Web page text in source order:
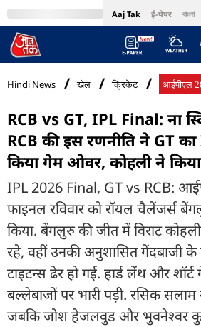
Aaj Tak ई-पेपर বাংলা
MumbaiTak Cosmopolitan
Hindi News खेल क्रिकेट आईपीएल
RCB vs GT, IPL Final: ना
RCB की इस रणनीति ने GT
किया गेम ओवर, कोहली ने किया
IPL 2026 Final, GT vs RCB:
फाइनल रव‍िवार को रॉयल चैलेंजर्स
किया. बेंगलुरु की जीत में व‍िराट
रहे, वहीं उनकी अनुशासित गेंदबाजी
टाइटन्स ढेर हो गई. हार्ड लेंथ और
बल्लेबाजों पर भारी पड़ी. रस‍िक
जबकि जोश हेजलवुड और भुवनेश्वर